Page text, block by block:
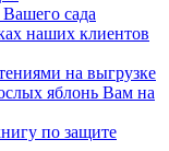
сада
наших клиентов
на выгрузке
яблонь Вам на
по защите